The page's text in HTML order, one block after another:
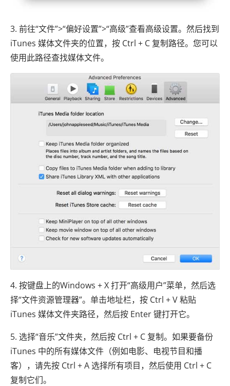
3. 前往“文件”>“偏好设置”>“高级”查看高级设置。然后找到
iTunes 媒体文件夹的位置，按 Ctrl + C 复制路径。您可以
使用此路径查找媒体文件。
4. 按键盘上的Windows + X 打开“高级用户”菜单，然后选
择“文件资源管理器”。单击地址栏，按 Ctrl + V 粘贴
iTunes 媒体文件夹路径，然后按 Enter 键打开它。
5. 选择“音乐”文件夹，然后按 Ctrl + C 复制。如果要备份
iTunes 中的所有媒体文件（例如电影、电视节目和播
客），请先按 Ctrl + A 选择所有项目，然后使用 Ctrl + C
复制它们。